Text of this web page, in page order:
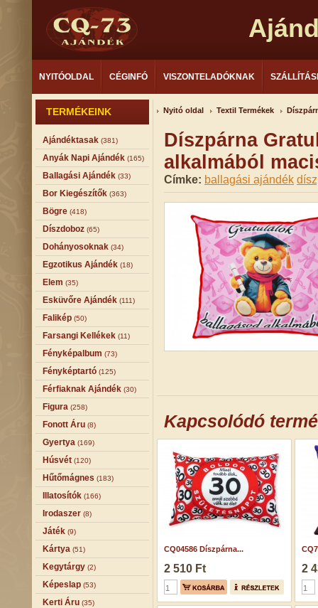
NYITÓOLDAL CÉGINFÓ VISZONTELADÓKNAK
TERMÉKEINK
Ajándéktasak (381)
Anyák Napi Ajándék (165)
Ballagási Ajándék (33)
Bor Kiegészítők (363)
Bögre (418)
Díszdoboz (65)
Dohányosoknak (34)
Egzotikus Ajándék (18)
Elem (35)
Esküvőre Ajándék (111)
Falikép (50)
Farsangi Kellékek (11)
Fényképalbum (73)
Fényképtartó (125)
Férfiaknak Ajándék (30)
Figura (258)
Fonott Áru (8)
Gyertya (169)
Húsvét (120)
Hűtőmágnes (183)
Illatosítók (166)
Irodaszer (8)
Játék (9)
Kártya (51)
Kegytárgy (2)
Képeslap (53)
Kerti Áru (35)
Nyitó oldal Textil Termékek
Díszpárna
alkalmából
Címke: ballagási ajándék
Kapcsolódó
CQ04586 Díszpárna...
2 510 Ft 2